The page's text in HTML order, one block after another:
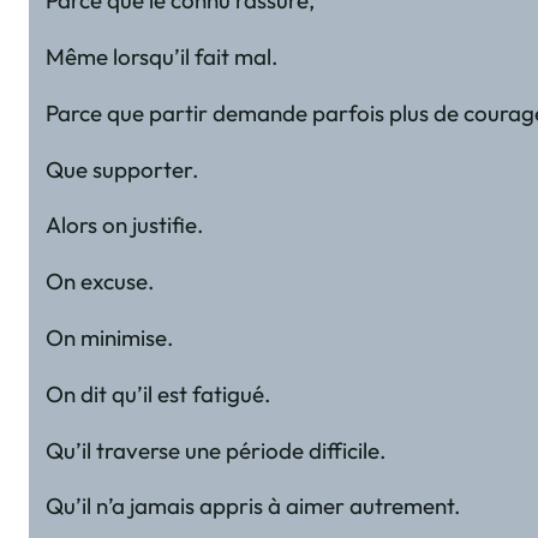
Même lorsqu’il fait mal.
Parce que partir demande parfois plus de
Que supporter.
Alors on justifie.
On excuse.
On minimise.
On dit qu’il est fatigué.
Qu’il traverse une période difficile.
Qu’il n’a jamais appris à aimer autrement.